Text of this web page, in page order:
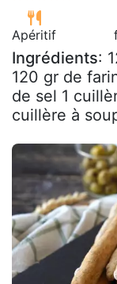
Apéritif
Ingrédients:
120 gr de
de sel 1
cuillère à